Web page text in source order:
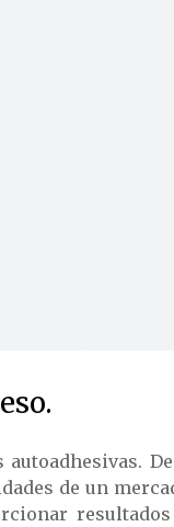
de un